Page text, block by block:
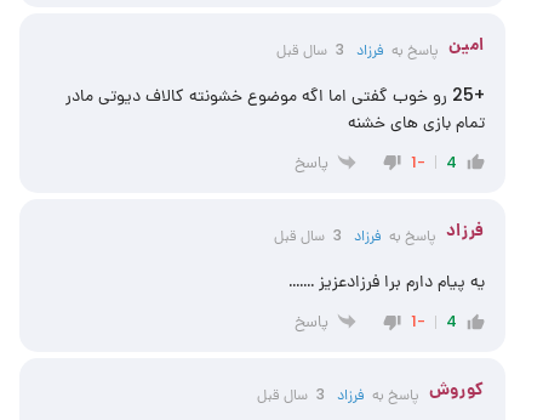
امین پاسخ به فرزاد 3 سال قبل
+25 رو خوب گفتی اما اگه موضوع خشونته کالاف دیوتی مادر
تمام بازی های خشنه
4
-1 پاسخ
فرزاد پاسخ به فرزاد 3 سال قبل
یه پیام دارم برا فرزادعزیز …….
4
-1 پاسخ
کوروش پاسخ به فرزاد 3 سال قبل